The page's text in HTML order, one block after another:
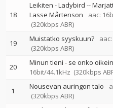
18
Leikiten - Ladybird --
Lasse Mårtenson
aac:
(320kbps ABR)
19 Muistatko syyskuun?
(320kbps ABR)
20 Minun tieni - se onko oikein
16bit/44.1kHz (320kbps
1 Nousevan auringon talo
(320kbps ABR)